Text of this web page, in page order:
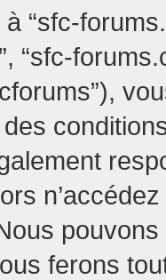
“sfc-
“sfc-
ferons